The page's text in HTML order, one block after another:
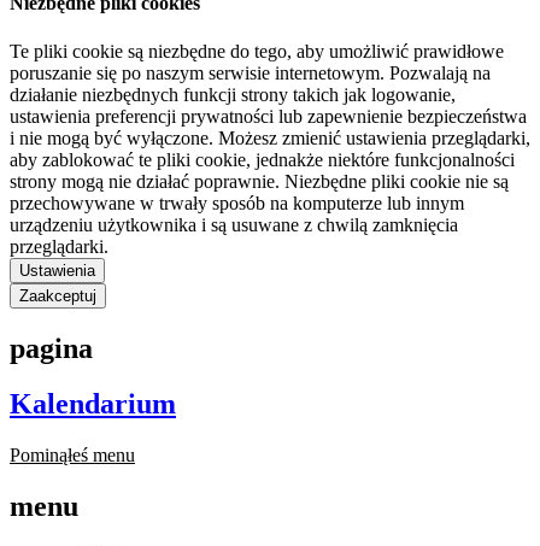
Te pliki cookie są niezbędne do tego, aby umożliwić prawidłowe
poruszanie się po naszym serwisie internetowym. Pozwalają na
działanie niezbędnych funkcji strony takich jak logowanie,
ustawienia preferencji prywatności lub zapewnienie bezpieczeństwa
i nie mogą być wyłączone. Możesz zmienić ustawienia przeglądarki,
aby zablokować te pliki cookie, jednakże niektóre funkcjonalności
strony mogą nie działać poprawnie. Niezbędne pliki cookie nie są
przechowywane w trwały sposób na komputerze lub innym
urządzeniu użytkownika i są usuwane z chwilą zamknięcia
przeglądarki.
Ustawienia
Zaakceptuj
pagina
Kalendarium
Pominąłeś menu
menu